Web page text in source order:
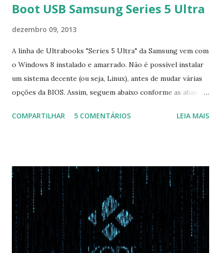
Boot USB Samsung Series 5 Ultra
dezembro 09, 2013
A linha de Ultrabooks "Series 5 Ultra" da Samsung vem com
o Windows 8 instalado e amarrado. Não é possível instalar
um sistema decente (ou seja, Linux), antes de mudar várias
opções da BIOS. Assim, seguem abaixo conforme as abas, a
Na inicialização aperte F2 para acessar a BIOS e então faça
com Win, deixe essa opção no Auto ) Set AHCI Mode ->
Disabled USB S3 Wake-up -> Enabled Boot: Secure Boot ->
Disabled OS Mode Selection -> UEFI and CSM OS (Essa
opção garante boot com Win e Linux) Boot > Boot Priority
Order USB HDD: SATA CD: SATA HDD: Essa ordem de boot
vai garantir que ele tente primeiro o boot pela USB, depois
COMPARTILHAR 5 COMENTÁRIOS LEIA MAIS